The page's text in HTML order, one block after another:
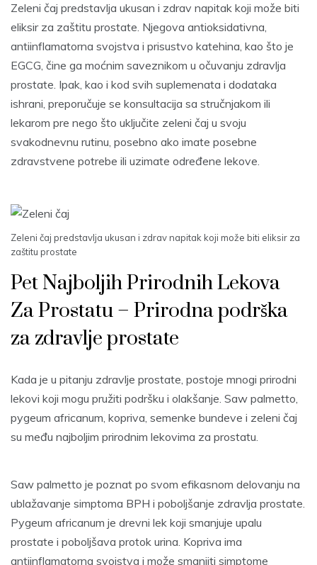
Zeleni čaj predstavlja ukusan i zdrav napitak koji može biti
eliksir za zaštitu prostate. Njegova antioksidativna,
antiinflamatorna svojstva i prisustvo katehina, kao što je
EGCG, čine ga moćnim saveznikom u očuvanju zdravlja
prostate. Ipak, kao i kod svih suplemenata i dodataka
ishrani, preporučuje se konsultacija sa stručnjakom ili
lekarom pre nego što uključite zeleni čaj u svoju
svakodnevnu rutinu, posebno ako imate posebne
zdravstvene potrebe ili uzimate određene lekove.
Zeleni čaj predstavlja ukusan i zdrav napitak koji može biti eliksir za
zaštitu prostate
Pet Najboljih Prirodnih Lekova
Za Prostatu – Prirodna podrška
za zdravlje prostate
Kada je u pitanju zdravlje prostate, postoje mnogi prirodni
lekovi koji mogu pružiti podršku i olakšanje. Saw palmetto,
pygeum africanum, kopriva, semenke bundeve i zeleni čaj
su među najboljim prirodnim lekovima za prostatu.
Saw palmetto je poznat po svom efikasnom delovanju na
ublažavanje simptoma BPH i poboljšanje zdravlja prostate.
Pygeum africanum je drevni lek koji smanjuje upalu
prostate i poboljšava protok urina. Kopriva ima
antiinflamatorna svojstva i može smanjiti simptome